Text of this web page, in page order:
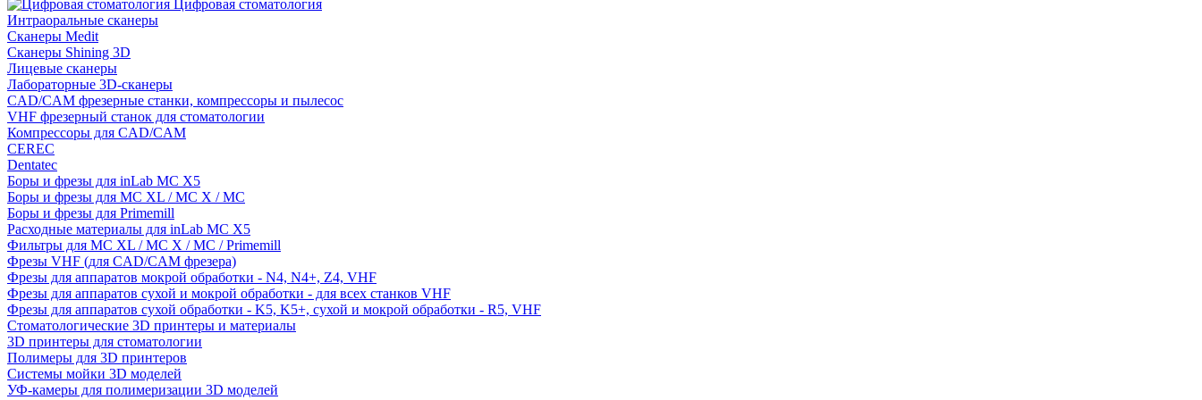
Цифровая стоматология
Интраоральные сканеры
Сканеры Medit
Сканеры Shining 3D
Лицевые сканеры
Лабораторные 3D-сканеры
CAD/CAM фрезерные станки, компрессоры и пылесос
VHF фрезерный станок для стоматологии
Компрессоры для CAD/CAM
CEREC
Dentatec
Боры и фрезы для inLab MC X5
Боры и фрезы для MC XL / MC X / MC
Боры и фрезы для Primemill
Расходные материалы для inLab MC X5
Фильтры для MC XL / MC X / MC / Primemill
Фрезы VHF (для CAD/CAM фрезера)
Фрезы для аппаратов мокрой обработки - N4, N4+, Z4, VHF
Фрезы для аппаратов сухой и мокрой обработки - для всех станков VHF
Фрезы для аппаратов сухой обработки - K5, K5+, сухой и мокрой обработки - R5, VHF
Стоматологические 3D принтеры и материалы
3D принтеры для стоматологии
Полимеры для 3D принтеров
Системы мойки 3D моделей
УФ-камеры для полимеризации 3D моделей